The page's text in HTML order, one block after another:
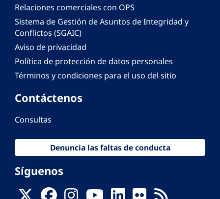
Relaciones comerciales con OPS
Sistema de Gestión de Asuntos de Integridad y
Conflictos (SGAIC)
Aviso de privacidad
Política de protección de datos personales
Términos y condiciones para el uso del sitio
Contáctenos
Consultas
Denuncia las faltas de conducta
Síguenos